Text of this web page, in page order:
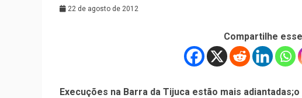
22 de agosto de 2012
Compartilhe
Execuções na Barra da Tijuca estão mais